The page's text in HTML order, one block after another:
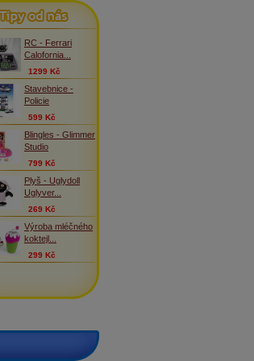
Tipy od nás
RC - Ferrari
Calofornia...
1299 Kč
Stavebnice -
Policie
599 Kč
Blingles - Glimmer
Studio
799 Kč
Plyš - Uglydoll
Uglyver...
269 Kč
Výroba mléčného
koktejl...
299 Kč